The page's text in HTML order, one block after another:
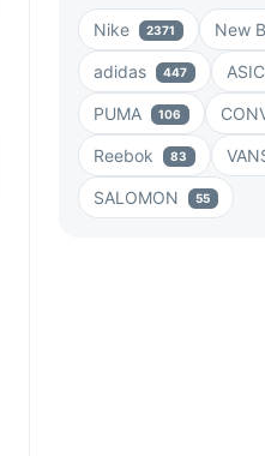
Nike 2371 New
adidas 447
PUMA 106
Reebok 83
SALOMON 55